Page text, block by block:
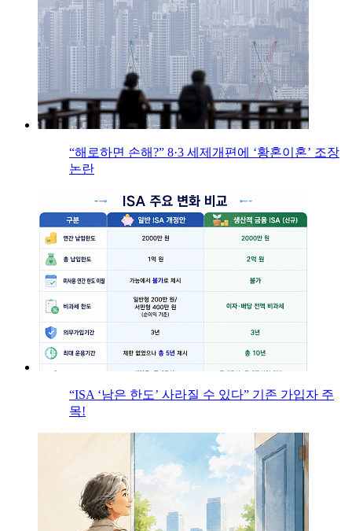
“해로하면 손해?” 8·3 세제개편에 ‘황혼이혼’ 조장
논란
“ISA ‘남은 한도’ 사라질 수 있다” 기존 가입자 주
목!